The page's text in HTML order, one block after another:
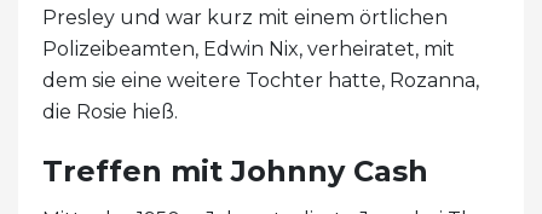
Presley und war kurz mit einem örtlichen
Polizeibeamten, Edwin Nix, verheiratet, mit
dem sie eine weitere Tochter hatte, Rozanna,
die Rosie hieß.
Treffen mit Johnny Cash